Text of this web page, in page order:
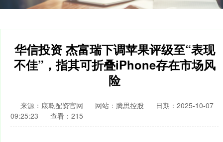
华信投资 杰富瑞下调苹果评级至“表现
不佳”，指其可折叠iPhone存在市场风
险
来源：康乾配资官网 网站：腾思控股
日期：2025-10-07
09:25:23
查看：215